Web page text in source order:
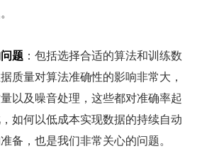
题 ：包括选择合适的算法和训练数
质量对算法准确性的影响非常大，
以及噪音处理，这些都对准确率起
如何以低成本实现数据的持续自动
备，也是我们非常关心的问题。